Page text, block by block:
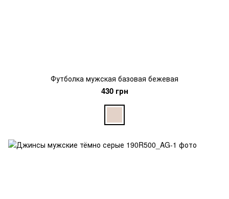
Футболка мужская базовая бежевая
430 грн